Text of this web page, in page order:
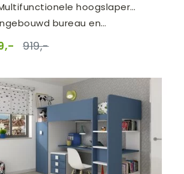
hoogslaper
bureau en
919,-